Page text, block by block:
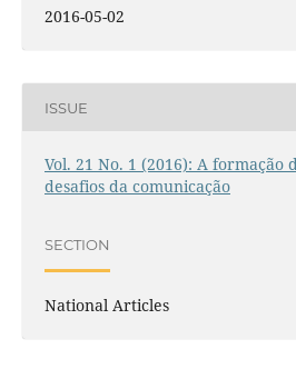
2016-05-02
ISSUE
Vol. 21 No. 1 (2016): A formação
desafios da comunicação
SECTION
National Articles